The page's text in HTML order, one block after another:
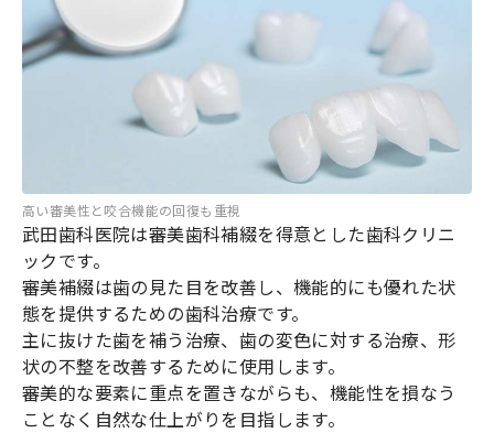
高い審美性と咬合機能の回復も重視
武田歯科医院は審美歯科補綴を得意とした歯科クリニ
ックです。
審美補綴は歯の見た目を改善し、機能的にも優れた状
態を提供するための歯科治療です。
主に抜けた歯を補う治療、歯の変色に対する治療、形
状の不整を改善するために使用します。
審美的な要素に重点を置きながらも、機能性を損なう
ことなく自然な仕上がりを目指します。